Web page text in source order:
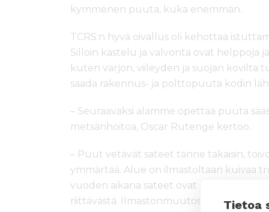
Tietoa
kymmenen puuta, kuka enemmän.
TCRS:n hyvä oivallus oli kehottaa
Silloin kastelu ja valvonta ovat helppoja
kuten varjon, viileyden ja suojan kovilta
saada rakennus- ja polttopuuta kodin
– Seuraavaksi alamme opettaa puuta
metsänhoitoa, Oscar Rutenge kertoo.
– Puut vetävät sateet tänne takaisin,
ymmärtää. Alue on ilmastoltaan kuivaa
vuoden aikana sateet ovat olleet
riittävästä. Ilmastonmuutos näkyy alueen